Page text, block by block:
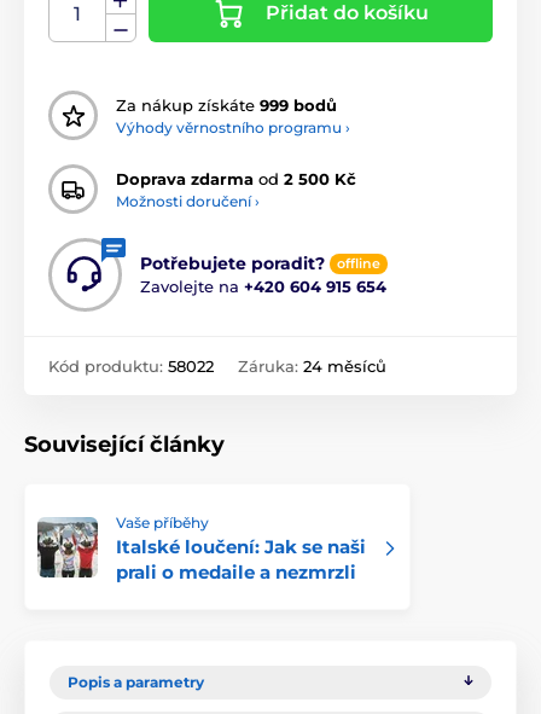
Přidat do košíku
Za nákup získáte 999 bodů
Výhody věrnostního programu ›
Doprava zdarma od 2 500 Kč
Možnosti doručení ›
Potřebujete poradit? offline
Zavolejte na +420 604 915 654
Kód produktu: 58022 Záruka: 24 měsíců
Související články
Vaše příběhy
Italské loučení: Jak se naši
prali o medaile a nezmrzli
Popis a parametry